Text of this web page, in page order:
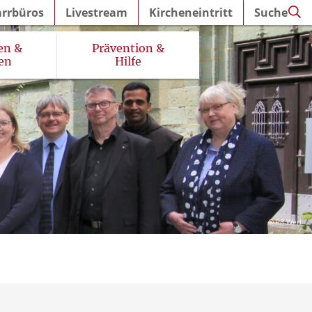
&
Prävention &
Hilfe
Livestream Kircheneintritt Suche
© PR Werl